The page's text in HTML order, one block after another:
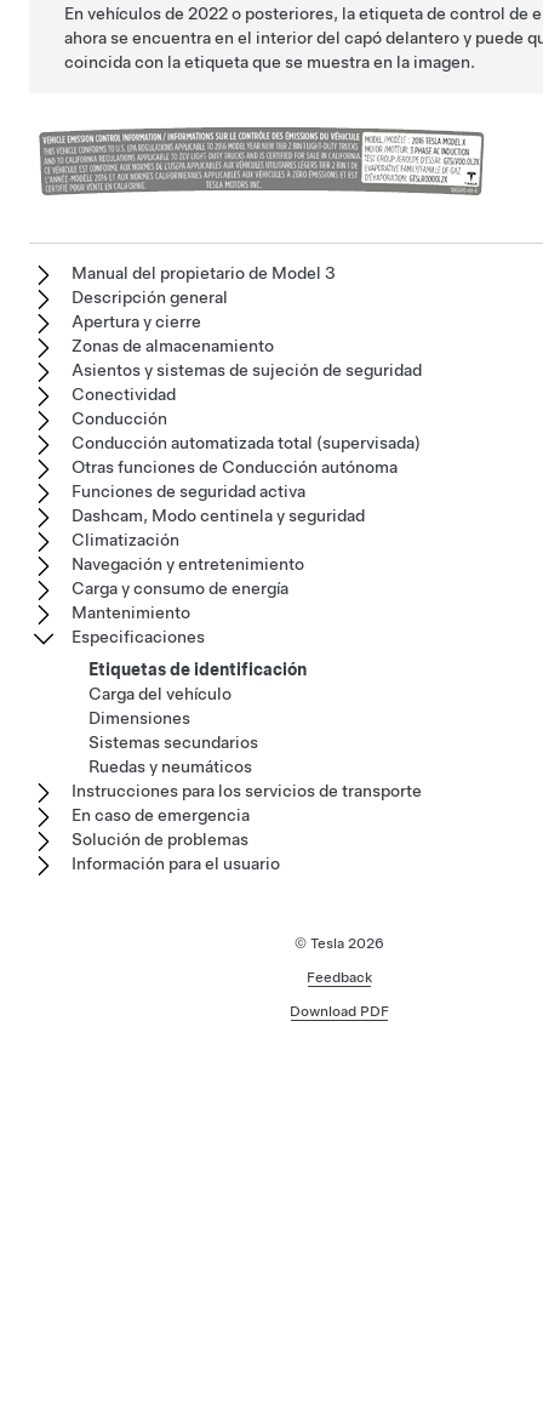
En vehículos de 2022 o posteriores, la etiqueta de control de
ahora se encuentra en el interior del capó delantero y puede
coincida con la etiqueta que se muestra en la imagen.
Manual del propietario de Model 3
Descripción general
Apertura y cierre
Zonas de almacenamiento
Asientos y sistemas de sujeción de seguridad
Conectividad
Conducción
Conducción automatizada total (supervisada)
Otras funciones de Conducción autónoma
Funciones de seguridad activa
Dashcam, Modo centinela y seguridad
Climatización
Navegación y entretenimiento
Carga y consumo de energía
Mantenimiento
Especificaciones
Etiquetas de identificación
Carga del vehículo
Dimensiones
Sistemas secundarios
Ruedas y neumáticos
Instrucciones para los servicios de transporte
En caso de emergencia
Solución de problemas
Información para el usuario
© Tesla 2026
Feedback
Download PDF